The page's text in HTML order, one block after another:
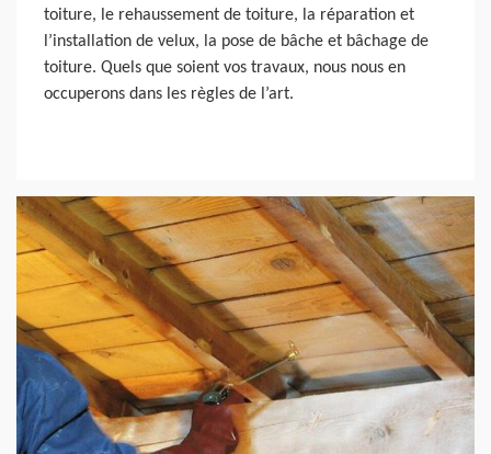
toiture, le rehaussement de toiture, la réparation et
l’installation de velux, la pose de bâche et bâchage de
toiture. Quels que soient vos travaux, nous nous en
occuperons dans les règles de l’art.